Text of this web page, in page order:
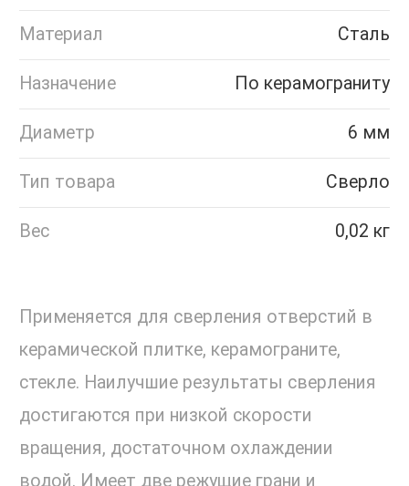
Материал Сталь
Назначение По керамограниту
Диаметр 6 мм
Тип товара Сверло
Вес 0,02 кг
Применяется для сверления отверстий в
керамической плитке, керамограните,
стекле. Наилучшие результаты сверления
достигаются при низкой скорости
вращения, достаточном охлаждении
водой. Имеет две режущие грани и